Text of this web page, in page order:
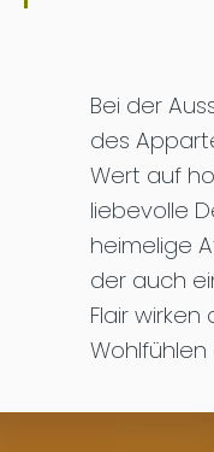
Bei der
des
Wert auf
liebevolle
heimelige
der auch
Flair wirken